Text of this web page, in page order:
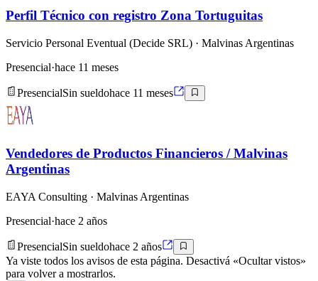
Perfil Técnico con registro Zona Tortuguitas
Servicio Personal Eventual (Decide SRL) · Malvinas Argentinas
Presencial·hace 11 meses
PresencialSin sueldohace 11 meses
Vendedores de Productos Financieros / Malvinas
Argentinas
EAYA Consulting · Malvinas Argentinas
Presencial·hace 2 años
PresencialSin sueldohace 2 años
Ya viste todos los avisos de esta página. Desactivá «Ocultar vistos»
para volver a mostrarlos.